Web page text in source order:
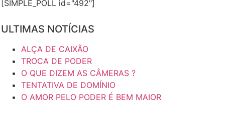
[SIMPLE_POLL id="492"]
ULTIMAS NOTÍCIAS
ALÇA DE CAIXÃO
TROCA DE PODER
O QUE DIZEM AS CÂMERAS ?
TENTATIVA DE DOMÍNIO
O AMOR PELO PODER É BEM MAIOR